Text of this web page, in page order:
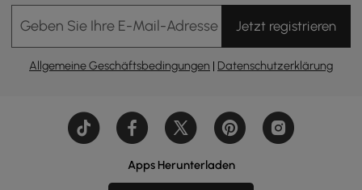
Geben Sie Ihre E-Mail-Adresse EinJetzt registrieren
Allgemeine Geschäftsbedingungen | Datenschutzerklärung
Apps Herunterladen